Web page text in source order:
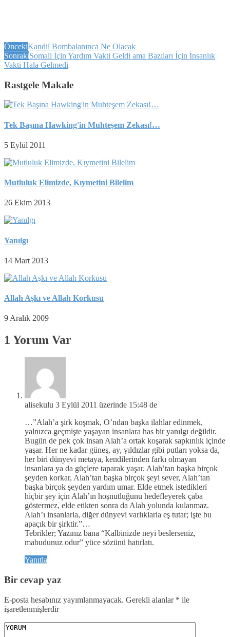
ÖncekiKandil Bombalanınca Ne Olacak
SonrakiSomali İçin Yardım Vakti Geldi ama Bazıları İçin İnsanlık
Vakti Hala Gelmedi
Rastgele Makale
Tek Başına Hawking'in Muhteşem Zekası!…
5 Eylül 2011
Mutluluk Elimizde, Kıymetini Bilelim
26 Ekim 2013
Yanılgı
14 Mart 2013
Allah Aşkı ve Allah Korkusu
9 Aralık 2009
1 Yorum Var
alisekulu 3 Eylül 2011 üzerinde 15:48 de
…”Alah’a şirk koşmak, O’ndan başka ilahlar edinmek,
yalnızca geçmişte yaşayan insanlara has bir yanılgı değildir.
Bugün de pek çok insan Alah’a ortak koşarak sapkınlık içinde
yaşar. Her ne kadar güneş, ay, yıldızlar gibi putları yoksa da,
her biri dünyevi metaya, kendilerinden farkı olmayan
insanlara ya da güçlere taparak yaşar. Alah’tan başka birçok
şeyden korkar, Alah’tan başka birçok şeyi sever, Alah’tan
başka birçok şeyden yardım umar. Elde etmek istedikleri
hiçbir şey için Alah’ın hoşnutluğunu hedefleyerek çaba
göstermez, elde etikten sonra da Alah yolunda kulanmaz.
Alah’ı insanlarla, diğer dünyevi varlıklarla eş tutar; işte bu
apaçık bir şirktir.”…
Tebrikler; Yazınız bana “Kalbinizde neyi beslerseniz,
mabudunuz odur” yüce sözünü hatırlatı.
Yanıtla
Bir cevap yaz
E-posta hesabınız yayımlanmayacak. Gerekli alanlar * ile
işaretlenmişlerdir